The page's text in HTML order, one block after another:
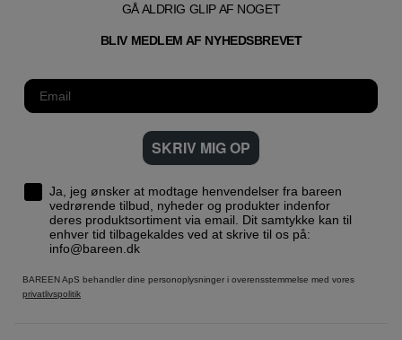
GÅ ALDRIG GLIP AF NOGET
BLIV MEDLEM AF NYHEDSBREVET
SKRIV MIG OP
Ja, jeg ønsker at modtage henvendelser fra bareen
vedrørende tilbud, nyheder og produkter indenfor
deres produktsortiment via email. Dit samtykke kan til
enhver tid tilbagekaldes ved at skrive til os på:
info@bareen.dk
BAREEN ApS behandler dine personoplysninger i overensstemmelse med vores
privatlivspolitik